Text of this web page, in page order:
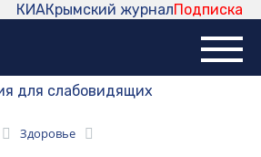
Подписка
Крымский журнал
КИА
для слабовидящих
Здоровье